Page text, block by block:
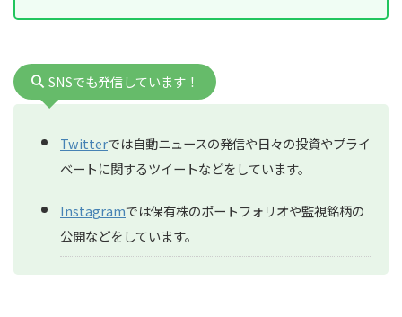
SNSでも発信しています！
Twitterでは自動ニュースの発信や日々の投資やプライ
ベートに関するツイートなどをしています。
Instagramでは保有株のポートフォリオや監視銘柄の
公開などをしています。